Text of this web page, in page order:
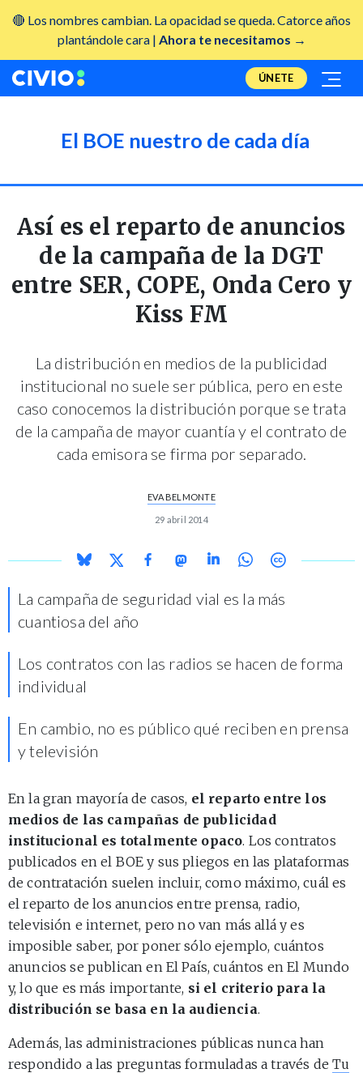
🔴 Los nombres cambian. La opacidad se queda. Catorce años
plantándole cara | Ahora te necesitamos →
ÚNETE
El BOE nuestro de cada día
Así es el reparto de anuncios
de la campaña de la DGT
entre SER, COPE, Onda Cero y
Kiss FM
La distribución en medios de la publicidad
institucional no suele ser pública, pero en este
caso conocemos la distribución porque se trata
de la campaña de mayor cuantía y el contrato de
cada emisora se firma por separado.
EVA BELMONTE
29 abril 2014
La campaña de seguridad vial es la más
cuantiosa del año
Los contratos con las radios se hacen de forma
individual
En cambio, no es público qué reciben en prensa
y televisión
En la gran mayoría de casos, el reparto entre los
medios de las campañas de publicidad
institucional es totalmente opaco. Los contratos
publicados en el BOE y sus pliegos en las plataformas
de contratación suelen incluir, como máximo, cuál es
el reparto de los anuncios entre prensa, radio,
televisión e internet, pero no van más allá y es
imposible saber, por poner sólo ejemplo, cuántos
anuncios se publican en El País, cuántos en El Mundo
y, lo que es más importante, si el criterio para la
distribución se basa en la audiencia.
Además, las administraciones públicas nunca han
respondido a las preguntas formuladas a través deTu